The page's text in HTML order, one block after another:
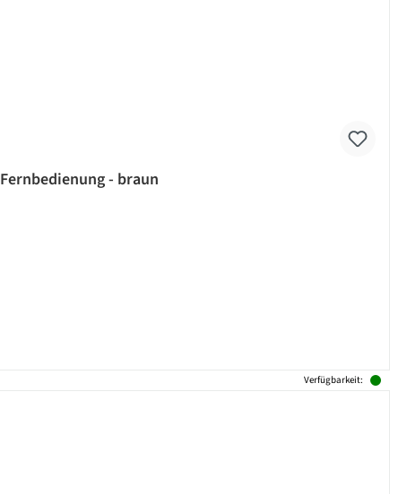
- braun
Verfügbarkeit: